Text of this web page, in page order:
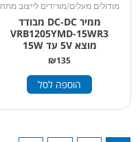
מודולים מעלים/מורידים לייצוב מתח
ממיר DC-DC מבודד
VRB1205YMD-15WR3
מוצא 5V עד 15W
₪135
הוספה לסל